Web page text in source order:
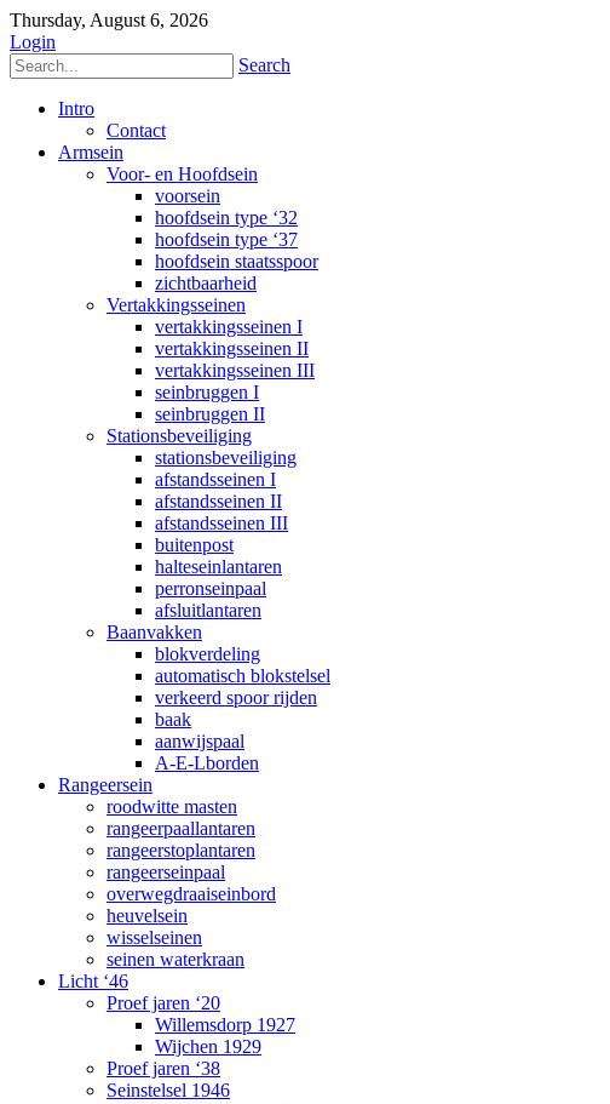
Thursday, August 6, 2026
Login
Search
Intro
Contact
Armsein
Voor- en Hoofdsein
voorsein
hoofdsein type ‘32
hoofdsein type ‘37
hoofdsein staatsspoor
zichtbaarheid
Vertakkingsseinen
vertakkingsseinen I
vertakkingsseinen II
vertakkingsseinen III
seinbruggen I
seinbruggen II
Stationsbeveiliging
stationsbeveiliging
afstandsseinen I
afstandsseinen II
afstandsseinen III
buitenpost
halteseinlantaren
perronseinpaal
afsluitlantaren
Baanvakken
blokverdeling
automatisch blokstelsel
verkeerd spoor rijden
baak
aanwijspaal
A-E-Lborden
Rangeersein
roodwitte masten
rangeerpaallantaren
rangeerstoplantaren
rangeerseinpaal
overwegdraaiseinbord
heuvelsein
wisselseinen
seinen waterkraan
Licht ‘46
Proef jaren ‘20
Willemsdorp 1927
Wijchen 1929
Proef jaren ‘38
Seinstelsel 1946